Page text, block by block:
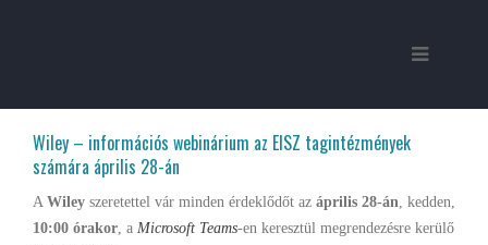
Wiley – információs webinárium az EISZ tagintézmények
számára április 28-án
A Wiley szeretettel vár minden érdeklődőt az április 28-án, kedden,
10:00 órakor, a Microsoft Teams-en keresztül megrendezésre kerülő